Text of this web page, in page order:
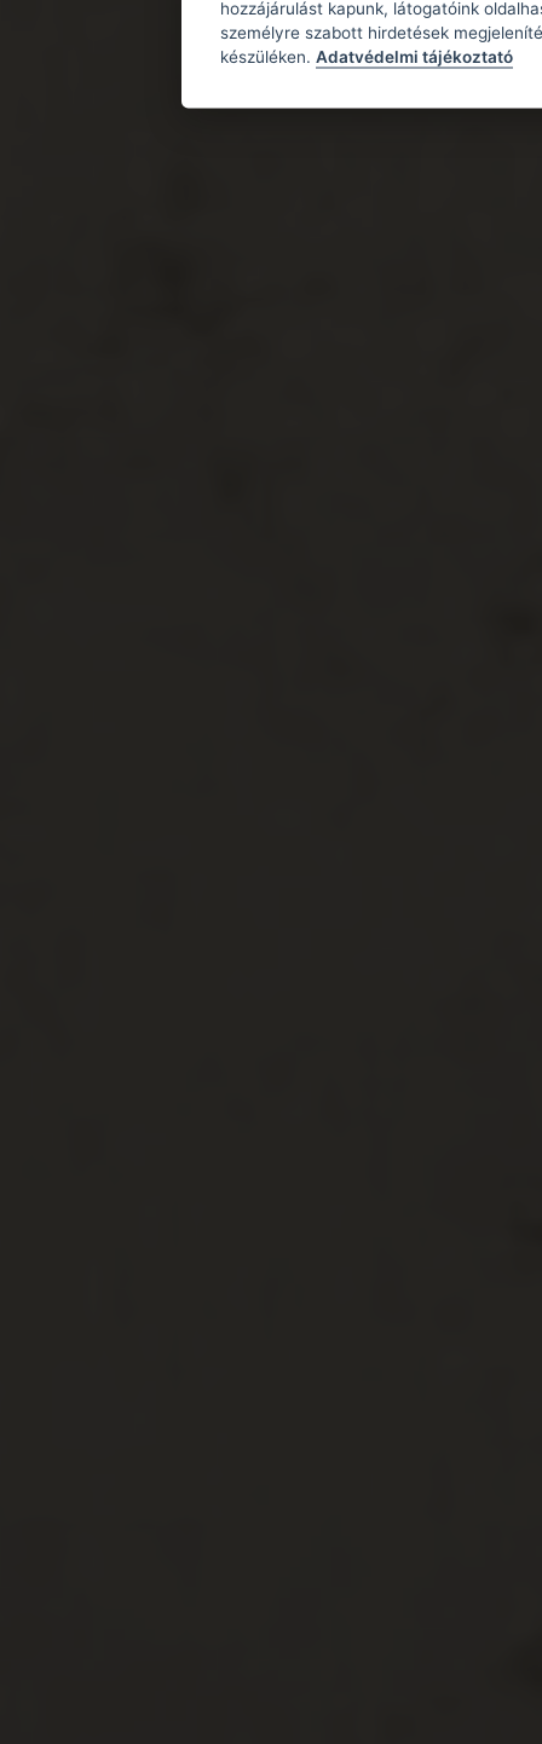
hozzájárulást kapunk, látogatóink
személyre szabott hirdetések
készüléken. Adatvédelmi tájékoztató